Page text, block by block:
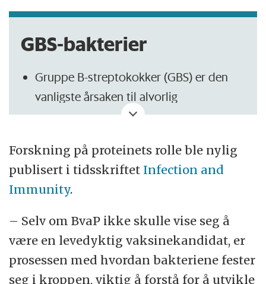
GBS-bakterier
Gruppe B-streptokokker (GBS) er den
vanligste årsaken til alvorlig
infeksjonssykdom hos nyfødte.
0-4 nyfødte dør årlig i Norge som følge
av GBS-infeksjon. Dødeligheten er større
for prematurt fødte barn.
rammes av GBS-sykdom hvert år, rundt
30 nyfødte i året.
Barn født prematurt er mer utsatt for å
Forskning på proteinets rolle ble nylig
publisert i tidsskriftet Infection and
Immunity.
– Selv om BvaP ikke skulle vise seg å
være en levedyktig vaksinekandidat, er
prosessen med hvordan bakteriene fester
seg i kroppen, viktig å forstå for å utvikle